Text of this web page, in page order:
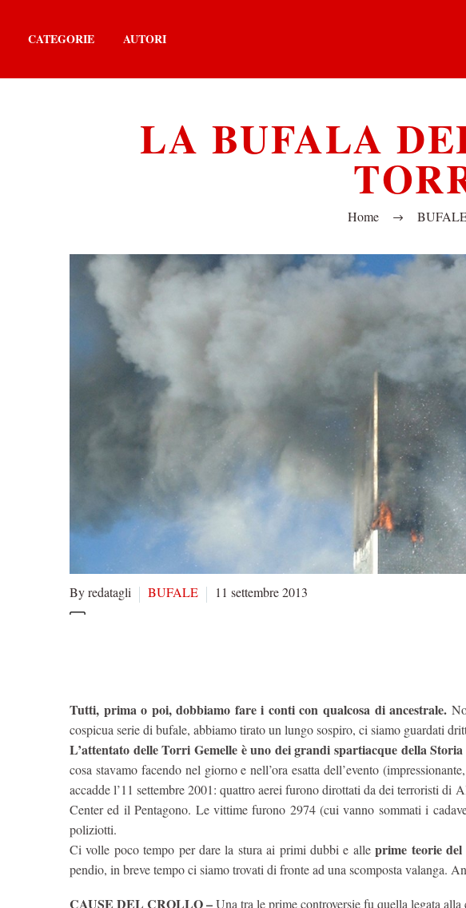
CATEGORIE AUTORI
LA BUFALA
Home
By redatagli BUFALE 11 settembre 2013
Tutti, prima o poi, dobbiamo fare i conti con qualcosa di ancestrale.
cospicua serie di bufale, abbiamo tirato un lungo sospiro, ci siamo guardati
L’attentato delle Torri Gemelle è uno dei grandi spartiacque della
cosa stavamo facendo nel giorno e nell’ora esatta dell’evento
accadde l’11 settembre 2001: quattro aerei furono dirottati da dei terroristi di
Center ed il Pentagono. Le vittime furono 2974 (cui vanno sommati i
poliziotti.
Ci volle poco tempo per dare la stura ai primi dubbi e alleprime teorie del
pendio, in breve tempo ci siamo trovati di fronte ad una scomposta valanga.
CAUSE DEL CROLLO –Una tra le prime controversie fu quella legata